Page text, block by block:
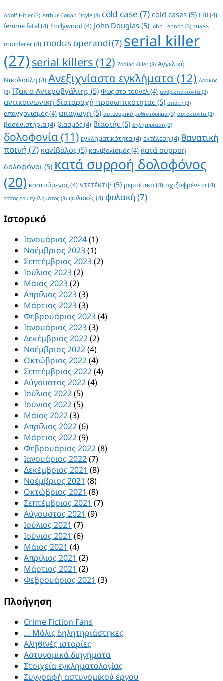
Adolf Hitler(3) Arthur Conan Doyle (3) cold case (7) cold cases (5) FBI(4)
femme fatal(4) Hollywood (4) John Douglas (5) John Lennon (3) mass
murderer(4) modus operandi (7) serial killer
(27) serial killers (12) Zodiac Killer(3) Αγγελική
Νικολούλη (4) Ανεξιχνίαστα εγκλήματα (12) Δράκος
(3) Τζακ ο Αντεροβγάλτης (5) Φως στο τούνελ(4) ανθρωποκτονία (3)
αντικοινωνική διαταραχή προσωπικότητας (5) απάτη (3)
απαγχονισμός(4) απαγωγή (5) αστυνομικό μυθιστόρημα (3) αυτοκτονία (3)
βασανιστήρια(4) βιασμός(4) βιαστής (5) δηλητηρίαση (3)
δολοφονία (11) εγκληματικότητα(4) εκτέλεση (4) θανατική
ποινή (7) κανίβαλος (5) κανιβαλισμός(4) κατά συρροή
δολοφόνοι (5) κατά συρροή δολοφόνος
(20) κρατούμενος(4) ντετέκτιβ (5) ρεμπέτικο (4) σχιζοφρένεια(4)
τόπος του εγκλήματος (3) φυλακές(4) φυλακή (7)
Ιστορικό
Ιανουάριος 2024(1)
Νοέμβριος 2023(1)
Σεπτέμβριος 2023(2)
Ιούλιος 2023(2)
Μάιος 2023(2)
Απρίλιος 2023(3)
Μάρτιος 2023(3)
Φεβρουάριος 2023(4)
Ιανουάριος 2023(3)
Δεκέμβριος 2022(2)
Νοέμβριος 2022(4)
Οκτώβριος 2022(4)
Σεπτέμβριος 2022(4)
Αύγουστος 2022(4)
Ιούλιος 2022(5)
Ιούνιος 2022(5)
Μάιος 2022(3)
Απρίλιος 2022(6)
Μάρτιος 2022(9)
Φεβρουάριος 2022(8)
Ιανουάριος 2022(7)
Δεκέμβριος 2021 (8)
Νοέμβριος 2021 (8)
Οκτώβριος 2021 (8)
Σεπτέμβριος 2021 (7)
Αύγουστος 2021 (9)
Ιούλιος 2021 (7)
Ιούνιος 2021 (6)
Μάιος 2021 (4)
Απρίλιος 2021 (2)
Μάρτιος 2021 (2)
Φεβρουάριος 2021 (3)
Πλοήγηση
Crime Fiction Fans
… Μόλις δηλητηριάστηκες
Αληθινές ιστορίες
Αστυνομικά διηγήματα
Στοιχεία εγκληματολογίας
Συγγραφή αστυνομικού έργου